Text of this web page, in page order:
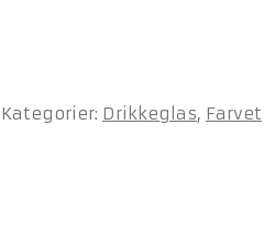
Kategorier: Drikkeglas, Farvet